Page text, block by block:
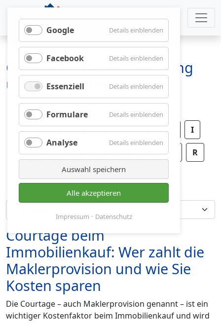
Google Details einblenden
Google
Facebook Details einblenden
Facebook
Essenziell Details einblenden
Essenziell
Formulare Details einblenden
Formulare
Analyse Details einblenden
Analyse
Auswahl speichern
Alle akzeptieren
Impressum Datenschutz
Glossar für Baufinanzierung
und Immobilien
A B C D E F G I
K L M N O P R
U V W
Courtage beim
Immobilienkauf: Wer zahlt die
Maklerprovision und wie Sie
Kosten sparen
Die Courtage – auch Maklerprovision genannt – ist ein
wichtiger Kostenfaktor beim Immobilienkauf und wird